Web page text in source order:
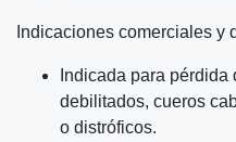
Indicaciones comerciales y
Indicada para
debilitados, cueros
o distróficos.